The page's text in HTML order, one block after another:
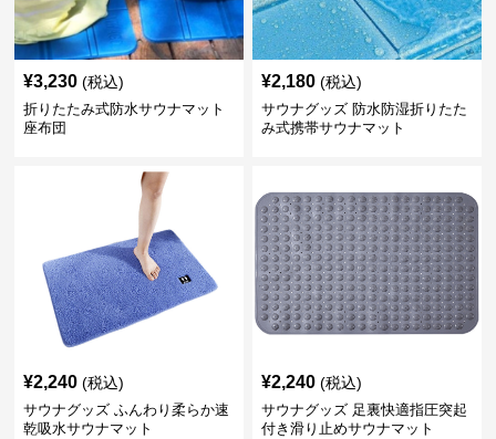
¥3,230 (税込)
折りたたみ式防水サウナマット
座布団
¥2,180 (税込)
サウナグッズ 防水防湿折りたた
み式携帯サウナマット
¥2,240 (税込)
サウナグッズ ふんわり柔らか速
乾吸水サウナマット
¥2,240 (税込)
サウナグッズ 足裏快適指圧突起
付き滑り止めサウナマット